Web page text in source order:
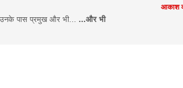
आकाश
पास प्रमुख और भी... ...और भी